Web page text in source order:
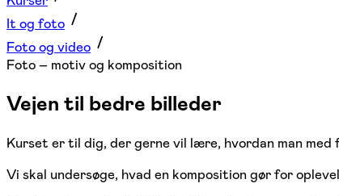
It og foto
Foto og video
Foto – motiv og komposition
Vejen til bedre billeder
Kurset er til dig, der gerne vil lære, hvordan man
Vi skal undersøge, hvad en komposition gør for